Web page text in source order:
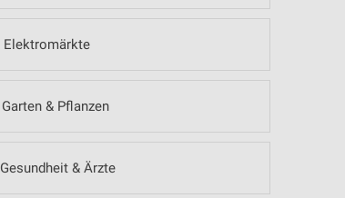
Elektromärkte
Garten & Pflanzen
Gesundheit & Ärzte